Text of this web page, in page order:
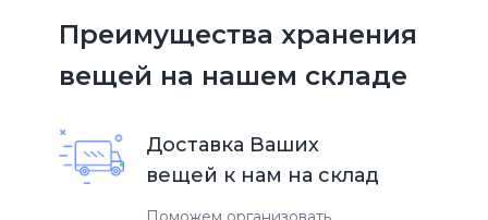
Преимущества хранения
вещей на нашем складе
Доставка Ваших
вещей к нам на склад